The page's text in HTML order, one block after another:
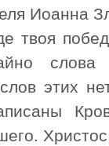
Иоанна
твоя
слова
этих